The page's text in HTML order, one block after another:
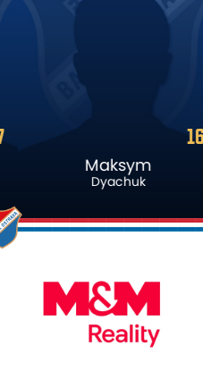
16
Maksym
Dyachuk